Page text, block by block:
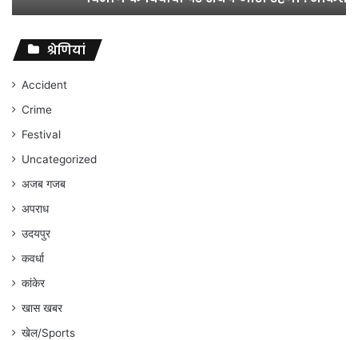
विवादों
संघर्ष
जारी
रहेगा
अंकित
गौरहा
श्रेणियां
Accident
Crime
Festival
Uncategorized
अजब गजब
अपराध
उदयपुर
कवर्धा
कांकेर
खास खबर
खेल/Sports